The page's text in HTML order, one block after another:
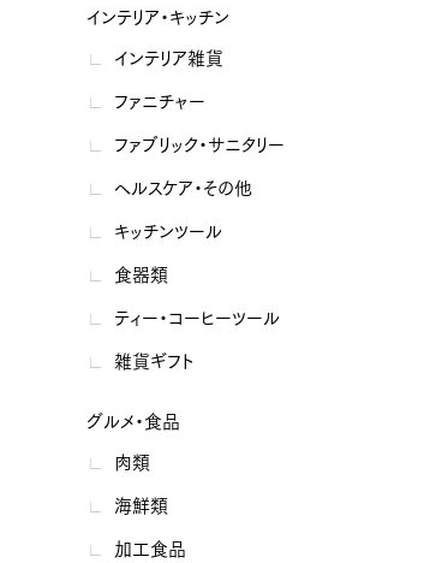
インテリア・キッチン
インテリア雑貨
ファニチャー
ファブリック・サニタリー
ヘルスケア・その他
キッチンツール
食器類
ティー・コーヒーツール
雑貨ギフト
グルメ・食品
肉類
海鮮類
加工食品